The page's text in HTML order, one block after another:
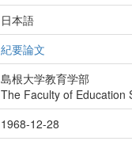
日本語
紀要論文
島根大学教育学部
The Faculty of Education
1968-12-28